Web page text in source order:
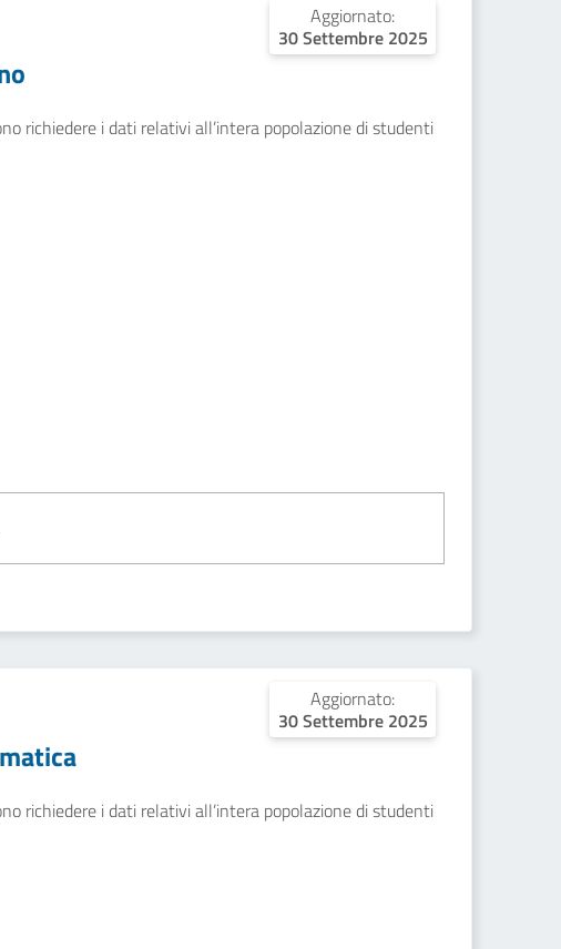
Aggiornato:
30 Settembre 2025
richiedere i dati relativi all’intera popolazione di studenti
Aggiornato:
30 Settembre 2025
richiedere i dati relativi all’intera popolazione di studenti